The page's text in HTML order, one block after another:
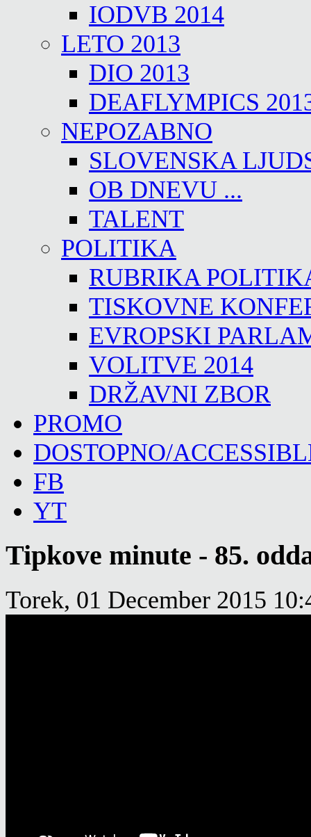
IODVB 2014
LETO 2013
DIO 2013
DEAFLYMPICS
NEPOZABNO
SLOVENSKA
OB DNEVU ...
TALENT
POLITIKA
RUBRIKA
TISKOVNE
EVROPSKI
VOLITVE 2014
DRŽAVNI ZBOR
PROMO
DOSTOPNO/
FB
YT
Tipkove minute - 85.
Torek, 01 December 2015